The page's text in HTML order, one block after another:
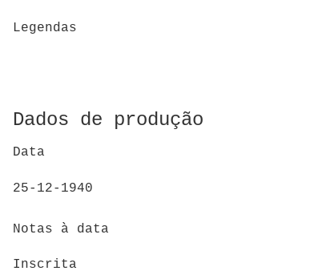
Legendas
Dados de produção
Data
25-12-1940
Notas à data
Inscrita